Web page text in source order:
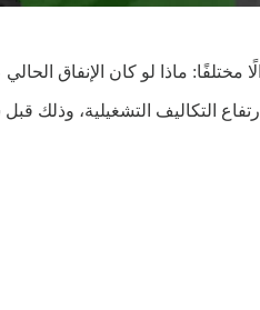
ماذا لو كان الإنفاق
التكاليف التشغيلية، وذلك